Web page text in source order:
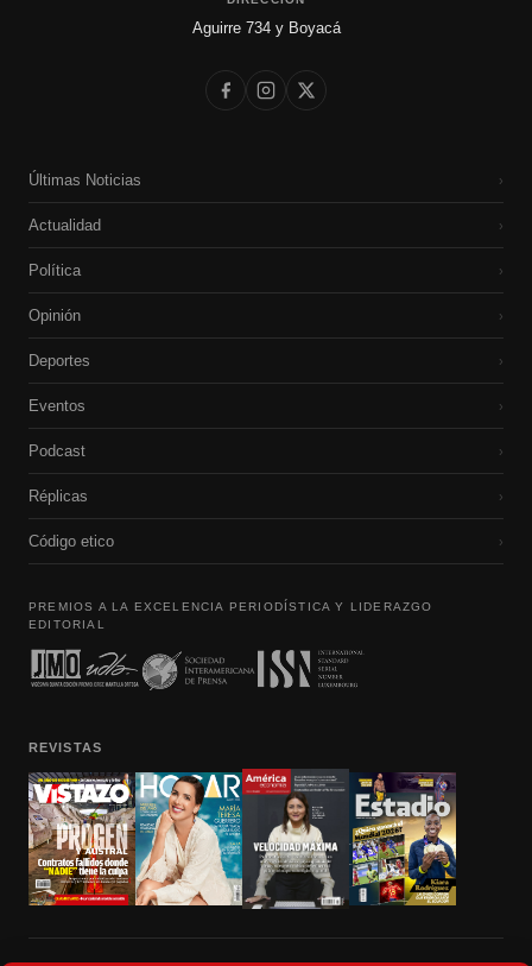
Aguirre 734 y Boyacá
Últimas Noticias ›
Actualidad ›
Política ›
Opinión ›
Deportes ›
Eventos ›
Podcast ›
Réplicas ›
Código etico ›
PREMIOS A LA EXCELENCIA PERIODÍSTICA Y LIDERAZGO
EDITORIAL
REVISTAS